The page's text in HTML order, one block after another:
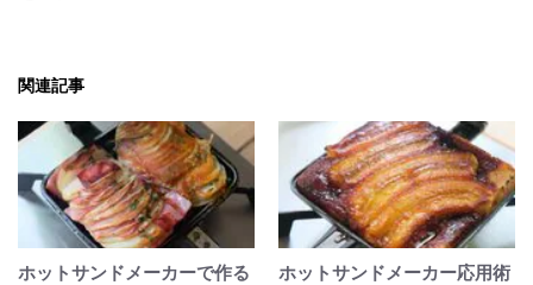
関連記事
ホットサンドメーカーで作る
ホットサンドメーカー応用術